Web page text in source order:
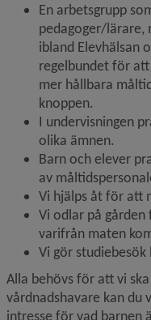
En arbetsgrupp
pedagoger/lärare,
ibland Elevhälsan
regelbundet för
mer hållbara
knoppen.
I undervisningen
olika ämnen.
Barn och elever
av
Vi hjälps åt för att
Vi odlar på
varifrån maten
Vi gör
Alla behövs för att vi
vårdnadshavare kan du
intresse för vad barnen